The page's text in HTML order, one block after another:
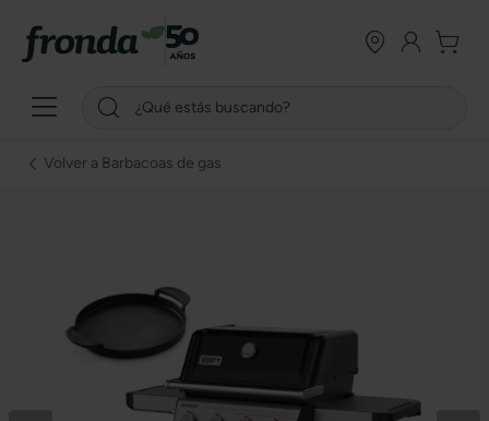
Volver a Barbacoas de gas